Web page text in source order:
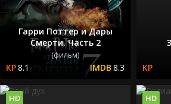
Гарри Поттер и Дары
Смерти. Часть 2
(фильм)
8.1 8.3
HD HD